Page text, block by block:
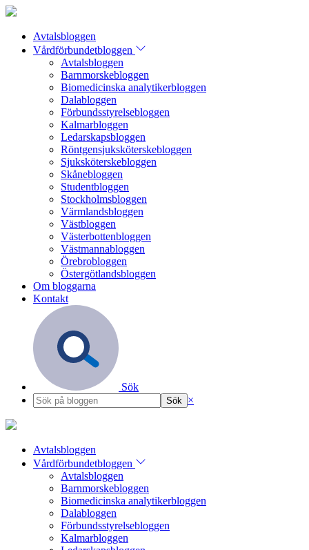
Avtalsbloggen
Vårdförbundetbloggen
Avtalsbloggen
Barnmorskebloggen
Biomedicinska analytikerbloggen
Dalabloggen
Förbundsstyrelsebloggen
Kalmarbloggen
Ledarskapsbloggen
Röntgensjuksköterskebloggen
Sjuksköterskebloggen
Skånebloggen
Studentbloggen
Stockholmsbloggen
Värmlandsbloggen
Västbloggen
Västerbottenbloggen
Västmannabloggen
Örebrobloggen
Östergötlandsbloggen
Om bloggarna
Kontakt
Sök
×
Avtalsbloggen
Vårdförbundetbloggen
Avtalsbloggen
Barnmorskebloggen
Biomedicinska analytikerbloggen
Dalabloggen
Förbundsstyrelsebloggen
Kalmarbloggen